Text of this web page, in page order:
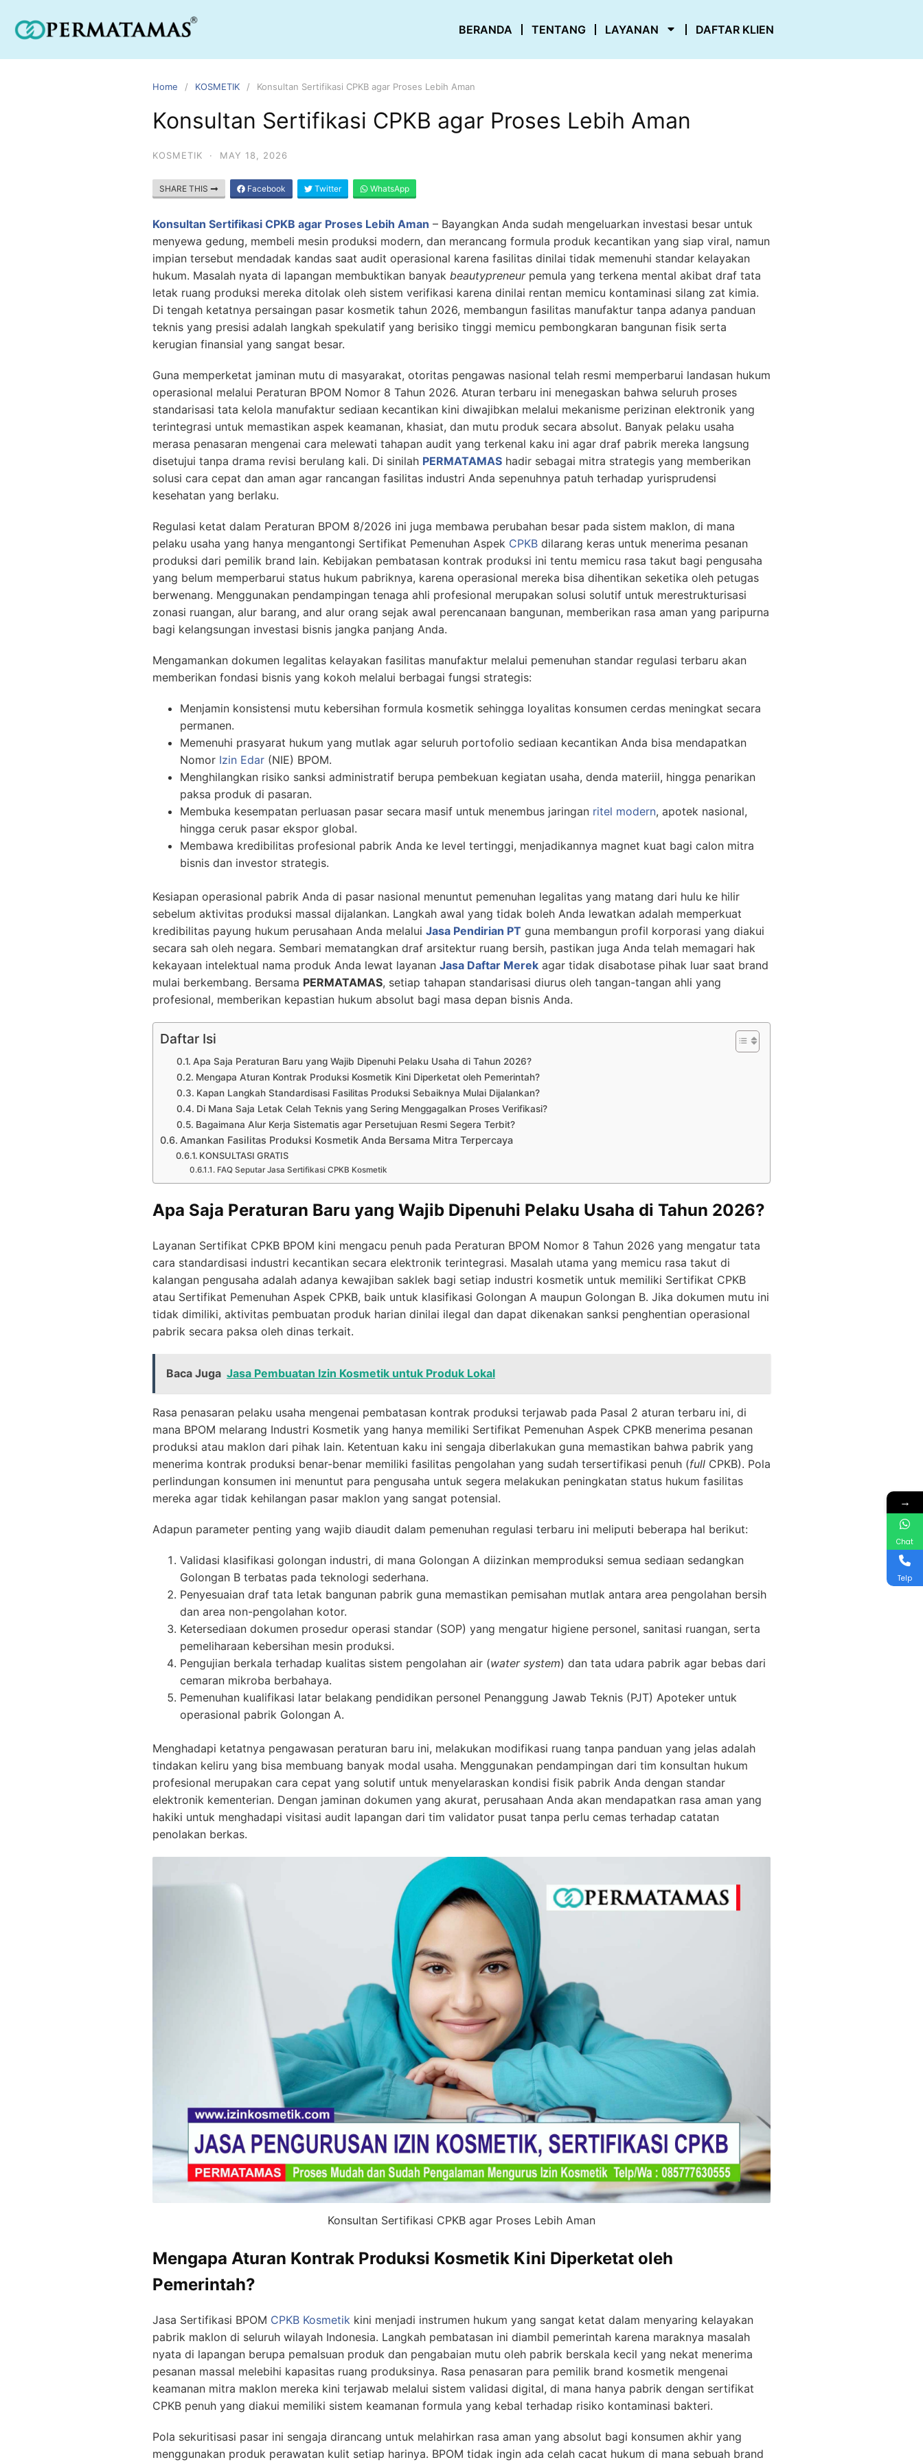
BERANDA TENTANG LAYANAN DAFTAR KLIEN
Home KOSMETIK Konsultan Sertifikasi CPKB agar Proses Lebih Aman
Konsultan Sertifikasi CPKB agar Proses Lebih Aman
KOSMETIK · MAY 18, 2026
SHARE THIS Facebook Twitter WhatsApp
Konsultan Sertifikasi CPKB agar Proses Lebih Aman – Bayangkan Anda sudah mengeluarkan investasi besar untuk
menyewa gedung, membeli mesin produksi modern, dan merancang formula produk kecantikan yang siap viral, namun
impian tersebut mendadak kandas saat audit operasional karena fasilitas dinilai tidak memenuhi standar kelayakan
hukum. Masalah nyata di lapangan membuktikan banyak beautypreneurpemula yang terkena mental akibat draf tata
letak ruang produksi mereka ditolak oleh sistem verifikasi karena dinilai rentan memicu kontaminasi silang zat kimia.
Di tengah ketatnya persaingan pasar kosmetik tahun 2026, membangun fasilitas manufaktur tanpa adanya panduan
teknis yang presisi adalah langkah spekulatif yang berisiko tinggi memicu pembongkaran bangunan fisik serta
kerugian finansial yang sangat besar.
Guna memperketat jaminan mutu di masyarakat, otoritas pengawas nasional telah resmi memperbarui landasan hukum
operasional melalui Peraturan BPOM Nomor 8 Tahun 2026. Aturan terbaru ini menegaskan bahwa seluruh proses
standarisasi tata kelola manufaktur sediaan kecantikan kini diwajibkan melalui mekanisme perizinan elektronik yang
terintegrasi untuk memastikan aspek keamanan, khasiat, dan mutu produk secara absolut. Banyak pelaku usaha
merasa penasaran mengenai cara melewati tahapan audit yang terkenal kaku ini agar draf pabrik mereka langsung
disetujui tanpa drama revisi berulang kali. Di sinilah PERMATAMAS hadir sebagai mitra strategis yang memberikan
solusi cara cepat dan aman agar rancangan fasilitas industri Anda sepenuhnya patuh terhadap yurisprudensi
kesehatan yang berlaku.
Regulasi ketat dalam Peraturan BPOM 8/2026 ini juga membawa perubahan besar pada sistem maklon, di mana
pelaku usaha yang hanya mengantongi Sertifikat Pemenuhan Aspek CPKB dilarang keras untuk menerima pesanan
produksi dari pemilik brand lain. Kebijakan pembatasan kontrak produksi ini tentu memicu rasa takut bagi pengusaha
yang belum memperbarui status hukum pabriknya, karena operasional mereka bisa dihentikan seketika oleh petugas
berwenang. Menggunakan pendampingan tenaga ahli profesional merupakan solusi solutif untuk merestrukturisasi
zonasi ruangan, alur barang, and alur orang sejak awal perencanaan bangunan, memberikan rasa aman yang paripurna
bagi kelangsungan investasi bisnis jangka panjang Anda.
Mengamankan dokumen legalitas kelayakan fasilitas manufaktur melalui pemenuhan standar regulasi terbaru akan
memberikan fondasi bisnis yang kokoh melalui berbagai fungsi strategis:
Menjamin konsistensi mutu kebersihan formula kosmetik sehingga loyalitas konsumen cerdas meningkat secara
permanen.
Memenuhi prasyarat hukum yang mutlak agar seluruh portofolio sediaan kecantikan Anda bisa mendapatkan
Nomor Izin Edar (NIE) BPOM.
Menghilangkan risiko sanksi administratif berupa pembekuan kegiatan usaha, denda materiil, hingga penarikan
paksa produk di pasaran.
Membuka kesempatan perluasan pasar secara masif untuk menembus jaringan ritel modern, apotek nasional,
hingga ceruk pasar ekspor global.
Membawa kredibilitas profesional pabrik Anda ke level tertinggi, menjadikannya magnet kuat bagi calon mitra
bisnis dan investor strategis.
Kesiapan operasional pabrik Anda di pasar nasional menuntut pemenuhan legalitas yang matang dari hulu ke hilir
sebelum aktivitas produksi massal dijalankan. Langkah awal yang tidak boleh Anda lewatkan adalah memperkuat
kredibilitas payung hukum perusahaan Anda melalui Jasa Pendirian PT guna membangun profil korporasi yang diakui
secara sah oleh negara. Sembari mematangkan draf arsitektur ruang bersih, pastikan juga Anda telah memagari hak
kekayaan intelektual nama produk Anda lewat layanan Jasa Daftar Merek agar tidak disabotase pihak luar saat brand
mulai berkembang. Bersama PERMATAMAS, setiap tahapan standarisasi diurus oleh tangan-tangan ahli yang
profesional, memberikan kepastian hukum absolut bagi masa depan bisnis Anda.
Daftar Isi
Apa Saja Peraturan Baru yang Wajib Dipenuhi Pelaku Usaha di Tahun 2026?
Mengapa Aturan Kontrak Produksi Kosmetik Kini Diperketat oleh Pemerintah?
Kapan Langkah Standardisasi Fasilitas Produksi Sebaiknya Mulai Dijalankan?
Di Mana Saja Letak Celah Teknis yang Sering Menggagalkan Proses Verifikasi?
Bagaimana Alur Kerja Sistematis agar Persetujuan Resmi Segera Terbit?
Amankan Fasilitas Produksi Kosmetik Anda Bersama Mitra Terpercaya
KONSULTASI GRATIS
FAQ Seputar Jasa Sertifikasi CPKB Kosmetik
Apa Saja Peraturan Baru yang Wajib Dipenuhi Pelaku Usaha di Tahun 2026?
Layanan Sertifikat CPKB BPOM kini mengacu penuh pada Peraturan BPOM Nomor 8 Tahun 2026 yang mengatur tata
cara standardisasi industri kecantikan secara elektronik terintegrasi. Masalah utama yang memicu rasa takut di
kalangan pengusaha adalah adanya kewajiban saklek bagi setiap industri kosmetik untuk memiliki Sertifikat CPKB
atau Sertifikat Pemenuhan Aspek CPKB, baik untuk klasifikasi Golongan A maupun Golongan B. Jika dokumen mutu ini
tidak dimiliki, aktivitas pembuatan produk harian dinilai ilegal dan dapat dikenakan sanksi penghentian operasional
pabrik secara paksa oleh dinas terkait.
Baca Juga Jasa Pembuatan Izin Kosmetik untuk Produk Lokal
Rasa penasaran pelaku usaha mengenai pembatasan kontrak produksi terjawab pada Pasal 2 aturan terbaru ini, di
mana BPOM melarang Industri Kosmetik yang hanya memiliki Sertifikat Pemenuhan Aspek CPKB menerima pesanan
produksi atau maklon dari pihak lain. Ketentuan kaku ini sengaja diberlakukan guna memastikan bahwa pabrik yang
menerima kontrak produksi benar-benar memiliki fasilitas pengolahan yang sudah tersertifikasi penuh (full CPKB). Pola
perlindungan konsumen ini menuntut para pengusaha untuk segera melakukan peningkatan status hukum fasilitas
mereka agar tidak kehilangan pasar maklon yang sangat potensial.
Adapun parameter penting yang wajib diaudit dalam pemenuhan regulasi terbaru ini meliputi beberapa hal berikut:
Validasi klasifikasi golongan industri, di mana Golongan A diizinkan memproduksi semua sediaan sedangkan
Golongan B terbatas pada teknologi sederhana.
Penyesuaian draf tata letak bangunan pabrik guna memastikan pemisahan mutlak antara area pengolahan bersih
dan area non-pengolahan kotor.
Ketersediaan dokumen prosedur operasi standar (SOP) yang mengatur higiene personel, sanitasi ruangan, serta
pemeliharaan kebersihan mesin produksi.
Pengujian berkala terhadap kualitas sistem pengolahan air (water system) dan tata udara pabrik agar bebas dari
cemaran mikroba berbahaya.
Pemenuhan kualifikasi latar belakang pendidikan personel Penanggung Jawab Teknis (PJT) Apoteker untuk
operasional pabrik Golongan A.
Menghadapi ketatnya pengawasan peraturan baru ini, melakukan modifikasi ruang tanpa panduan yang jelas adalah
tindakan keliru yang bisa membuang banyak modal usaha. Menggunakan pendampingan dari tim konsultan hukum
profesional merupakan cara cepat yang solutif untuk menyelaraskan kondisi fisik pabrik Anda dengan standar
elektronik kementerian. Dengan jaminan dokumen yang akurat, perusahaan Anda akan mendapatkan rasa aman yang
hakiki untuk menghadapi visitasi audit lapangan dari tim validator pusat tanpa perlu cemas terhadap catatan
penolakan berkas.
Konsultan Sertifikasi CPKB agar Proses Lebih Aman
Mengapa Aturan Kontrak Produksi Kosmetik Kini Diperketat oleh
Pemerintah?
Jasa Sertifikasi BPOM CPKB Kosmetik kini menjadi instrumen hukum yang sangat ketat dalam menyaring kelayakan
pabrik maklon di seluruh wilayah Indonesia. Langkah pembatasan ini diambil pemerintah karena maraknya masalah
nyata di lapangan berupa pemalsuan produk dan pengabaian mutu oleh pabrik berskala kecil yang nekat menerima
pesanan massal melebihi kapasitas ruang produksinya. Rasa penasaran para pemilik brand kosmetik mengenai
keamanan mitra maklon mereka kini terjawab melalui sistem validasi digital, di mana hanya pabrik dengan sertifikat
CPKB penuh yang diakui memiliki sistem keamanan formula yang kebal terhadap risiko kontaminasi bakteri.
Pola sekuritisasi pasar ini sengaja dirancang untuk melahirkan rasa aman yang absolut bagi konsumen akhir yang
menggunakan produk perawatan kulit setiap harinya. BPOM tidak ingin ada celah cacat hukum di mana sebuah brand
→
Chat
Telp